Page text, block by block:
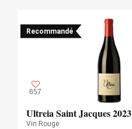
Recommandé
657
Ultreia Saint Jacques 2023
Vin Rouge